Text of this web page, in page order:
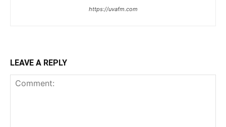
https://uvafm.com
LEAVE A REPLY